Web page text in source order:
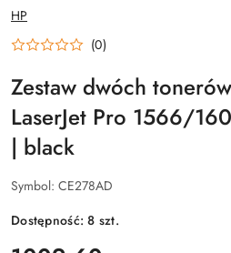
NAZWA
PRODUCENTA:
HP
(0)
Zestaw dwóch
LaserJet Pro 1566/
| black
Symbol: CE278AD
Dostępność:8 szt.